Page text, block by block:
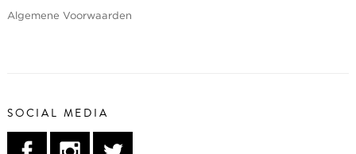
Algemene Voorwaarden
SOCIAL MEDIA